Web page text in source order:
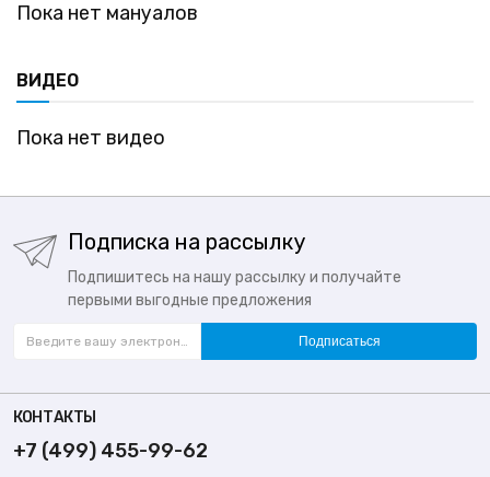
Пока нет мануалов
ВИДЕО
Пока нет видео
Подписка на рассылку
Подпишитесь на нашу рассылку и получайте
первыми выгодные предложения
Подписаться
КОНТАКТЫ
+7 (499) 455-99-62